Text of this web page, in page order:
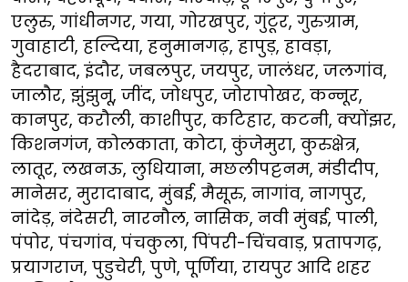
एलुरु, गांधीनगर, गया, गोरखपुर, गुंटूर, गुरुग्राम,
गुवाहाटी, हल्दिया, हनुमानगढ़, हापुड़, हावड़ा,
हैदराबाद, इंदौर, जबलपुर, जयपुर, जालंधर, जलगांव,
जालौर, झुंझुनू, जींद, जोधपुर, जोरापोखर, कन्नूर,
कानपुर, करौली, काशीपुर, कटिहार, कटनी, क्योंझर,
किशनगंज, कोलकाता, कोटा, कुंजेमुरा, कुरुक्षेत्र,
लातूर, लखनऊ, लुधियाना, मछलीपट्टनम, मंडीदीप,
मानेसर, मुरादाबाद, मुंबई, मैसूरु, नागांव, नागपुर,
नांदेड़, नंदेसरी, नारनौल, नासिक, नवी मुंबई, पाली,
पंपोर, पंचगांव, पंचकुला, पिंपरी-चिंचवाड़, प्रतापगढ़,
प्रयागराज, पुडुचेरी, पुणे, पूर्णिया, रायपुर आदि शहर